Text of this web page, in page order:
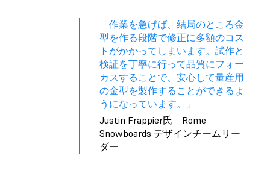
「作業を急げば、結局のところ金
型を作る段階で修正に多額のコス
トがかかってしまいます。試作と
検証を丁寧に行って品質にフォー
カスすることで、安心して量産用
の金型を製作することができるよ
うになっています。」
Justin Frappier氏 Rome
Snowboards デザインチームリー
ダー